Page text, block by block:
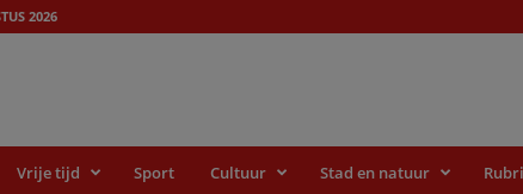
2026
Vrije tijd Sport Cultuur Stad en natuur